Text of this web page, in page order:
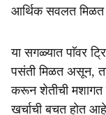
आर्थिक सवलत
या सगळ्यात पाॅवर
पसंती मिळत असून,
करून शेतीची मशागत
खर्चाची बचत हाेत